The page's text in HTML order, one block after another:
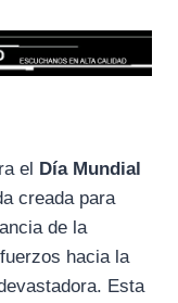
el Día Mundial
creada para
de la
hacia la
Esta